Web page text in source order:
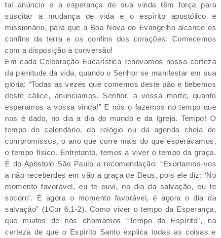
tal anúncio e a esperança de sua vinda têm força para
suscitar a mudança de vida e o espírito apostólico e
missionário, para que a Boa Nova do Evangelho alcance os
confins da terra e os confins dos corações. Comecemos
com a disposição à conversão!
Em cada Celebração Eucarística renovamos nossa certeza
da plenitude da vida, quando o Senhor se manifestar em sua
glória: “Todas as vezes que comemos deste pão e bebemos
deste cálice, anunciamos, Senhor, a vossa morte, quanto
esperamos a vossa vinda!” E nós o fazemos no tempo que
nos é dado, no dia a dia do mundo e da Igreja. Tempo! O
tempo do calendário, do relógio ou da agenda cheia de
compromissos, o ano que corre mais do que esperávamos,
o tempo físico. Entretanto, temos a viver o tempo da graça.
É do Apóstolo São Paulo a recomendação: “Exortamos-vos
a não receberdes em vão a graça de Deus, pois ele diz: ‘No
momento favorável, eu te ouvi, no dia da salvação, eu te
socorri’. É agora o momento favorável, é agora o dia da
salvação” (1Cor 6,1-2). Como viver o tempo da Esperança,
que muitos de nós chamamos “Tempo do Espírito”, na
certeza de que o Espírito Santo explica todas as coisas e